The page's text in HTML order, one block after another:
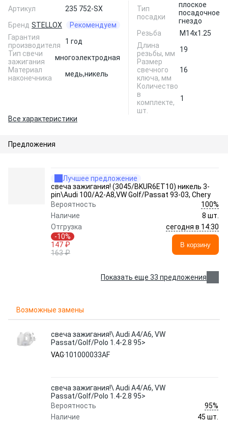
Артикул
235 752-SX
Бренд STELLOX
Рекомендуем
Гарантия
производителя
1 год
Тип свечи
зажигания
многоэлектродная
Материал
наконечника
медь,никель
Тип
посадки
плоское
посадочное
гнездо
Резьба
M14x1.25
Длина
резьбы, мм
19
Размер
свечного
ключа, мм
16
Количество
в
комплекте,
шт.
1
Все характеристики
Предложения
Лучшее предложение
свеча зажигания! (3045/BKUR6ET10) никель 3-
pin\Audi 100/A2-A8,VW Golf/Passat 93-03, Chery
Вероятность
100%
Наличие
8 шт.
Отгрузка
сегодня в 14:30
-10%
147 ₽
163 ₽
В корзину
Показать еще 33 предложения
Возможные замены
свеча зажигания!\ Audi A4/A6, VW
Passat/Golf/Polo 1.4-2.8 95>
VAG 101000033AF
свеча зажигания!\ Audi A4/A6, VW
Passat/Golf/Polo 1.4-2.8 95>
Вероятность
95%
Наличие
45 шт.